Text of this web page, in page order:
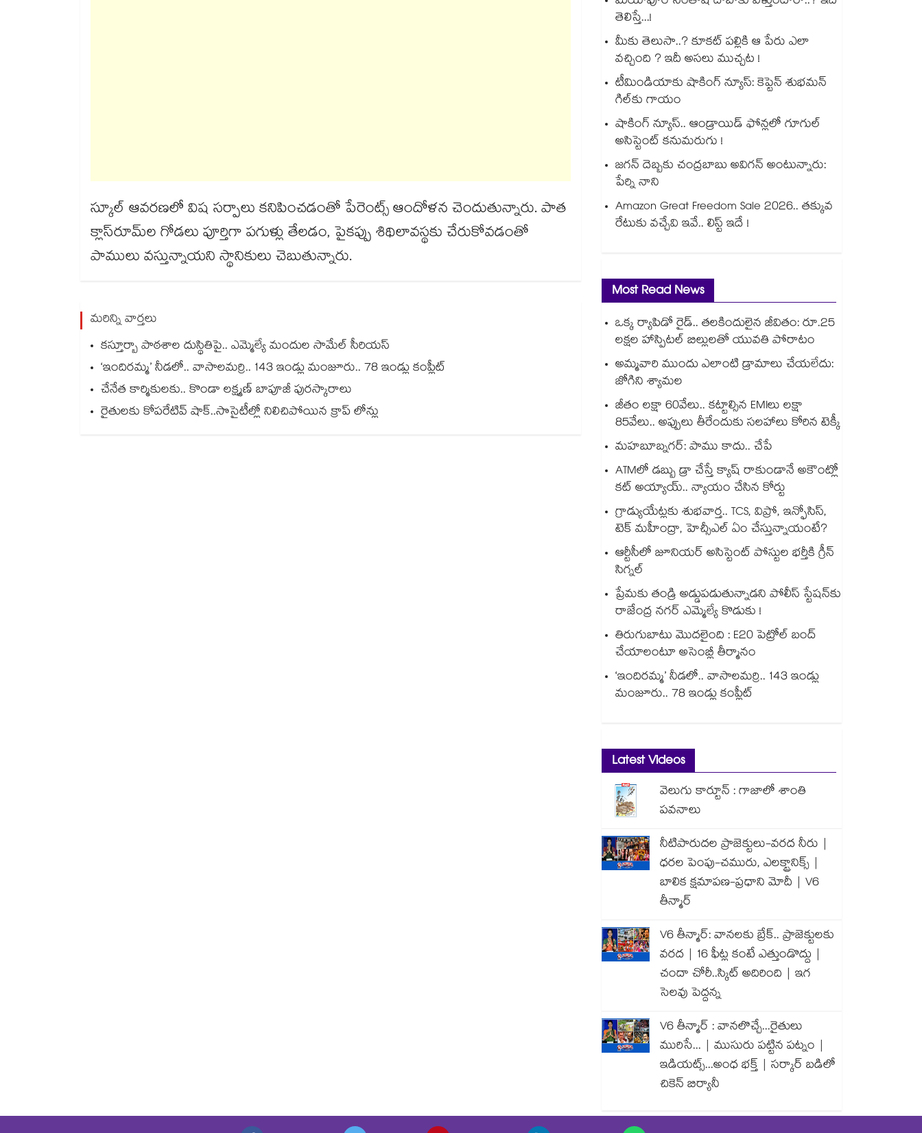
స్కూల్​ ఆవరణలో విష సర్పాలు కనిపించడంతో పేరెంట్స్​ ఆందోళన చెందుతున్నారు. పాత
క్లాస్‌‌‌‌‌‌‌‌రూమ్‌‌‌‌‌‌‌‌ల గోడలు పూర్తిగా పగుళ్లు తేలడం, పైకప్పు శిథిలావస్థకు చేరుకోవడంతో
పాములు వస్తున్నాయని స్థానికులు చెబుతున్నారు.
మరిన్ని వార్తలు
కస్తూర్బా పాఠశాల దుస్థితిపై.. ఎమ్మెల్యే మందుల సామేల్ సీరియస్
‘ఇందిరమ్మ’ నీడలో.. వాసాలమర్రి.. 143 ఇండ్లు మంజూరు.. 78 ఇండ్లు కంప్లీట్
చేనేత కార్మికులకు.. కొండా లక్ష్మణ్ బాపూజీ పురస్కారాలు
రైతులకు కోపరేటివ్ షాక్..సొసైటీల్లో నిలిచిపోయిన క్రాప్ లోన్లు
తెలిస్తే...!
మీకు తెలుసా..? కూకట్ పల్లికి ఆ పేరు ఎలా
వచ్చింది ? ఇదీ అసలు ముచ్చట !
టీమిండియాకు షాకింగ్ న్యూస్: కెప్టెన్ శుభమన్
గిల్‎కు గాయం
షాకింగ్ న్యూస్.. ఆండ్రాయిడ్ ఫోన్లలో గూగుల్
అసిస్టెంట్ కనుమరుగు !
జగన్ దెబ్బకు చంద్రబాబు అవిగన్ అంటున్నారు:
పేర్ని నాని
Amazon Great Freedom Sale 2026.. తక్కువ
రేటుకు వచ్చేవి ఇవే.. లిస్ట్ ఇదే !
Most Read News
ఒక్క ర్యాపిడో రైడ్.. తలకిందులైన జీవితం: రూ.25
లక్షల హాస్పిటల్ బిల్లులతో యువతి పోరాటం
అమ్మవారి ముందు ఎలాంటి డ్రామాలు చేయలేదు:
జోగిని శ్యామల
జీతం లక్షా 60వేలు.. కట్టాల్సిన EMIలు లక్షా
85వేలు.. అప్పులు తీరేందుకు సలహాలు కోరిన టెక్కీ
మహబూబ్నగర్: పాము కాదు.. చేపే
ATMలో డబ్బు డ్రా చేస్తే క్యాష్ రాకుండానే అకౌంట్లో
కట్ అయ్యాయ్.. న్యాయం చేసిన కోర్టు
గ్రాడ్యుయేట్లకు శుభవార్త.. TCS, విప్రో, ఇన్ఫోసిస్,
టెక్ మహీంద్రా, హెచ్సీఎల్ ఏం చేస్తున్నాయంటే?
ఆర్టీసీలో జూనియర్ అసిస్టెంట్‌‌ పోస్టుల భర్తీకి గ్రీన్‌‌
సిగ్నల్
ప్రేమకు తండ్రి అడ్డుపడుతున్నాడని పోలీస్ స్టేషన్⁪కు
రాజేంద్ర నగర్ ఎమ్మెల్యే కొడుకు !
తిరుగుబాటు మొదలైంది : E20 పెట్రోల్ బంద్
చేయాలంటూ అసెంబ్లీ తీర్మానం
‘ఇందిరమ్మ’ నీడలో.. వాసాలమర్రి.. 143 ఇండ్లు
మంజూరు.. 78 ఇండ్లు కంప్లీట్
Latest Videos
వెలుగు కార్టూన్ : గాజాలో శాంతి
పవనాలు
నీటిపారుదల ప్రాజెక్టులు-వరద నీరు |
ధరల పెంపు-చమురు, ఎలక్ట్రానిక్స్ |
బాలిక క్షమాపణ-ప్రధాని మోదీ | V6
తీన్మార్
V6 తీన్మార్: వానలకు బ్రేక్.. ప్రాజెక్టులకు
వరద | 16 ఫీట్ల కంటే ఎత్తుండొద్దు |
చందా చోరీ..స్కిట్ అదిరింది | ఇగ
సెలవు పెద్దన్న
V6 తీన్మార్ : వానలొచ్చే...రైతులు
మురిసే... | ముసురు పట్టిన పట్నం |
ఇడియట్స్...అంధ భక్త్ | సర్కార్ బడిలో
చికెన్ బిర్యానీ